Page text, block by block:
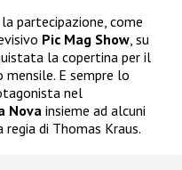
partecipazione, come
Pic Mag Show, su
la copertina per il
mensile. E sempre lo
nel
Nova insieme ad alcuni
di Thomas Kraus.